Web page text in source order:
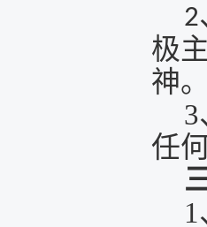
2
极
神
3
任
1